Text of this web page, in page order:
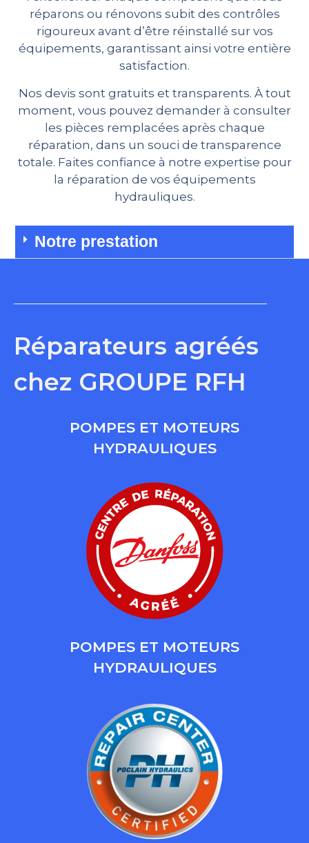
réparons ou rénovons subit des contrôles
rigoureux avant d’être réinstallé sur vos
équipements, garantissant ainsi votre entière
satisfaction.
Nos devis sont gratuits et transparents. À tout
moment, vous pouvez demander à consulter
les pièces remplacées après chaque
réparation, dans un souci de transparence
totale. Faites confiance à notre expertise pour
la réparation de vos équipements
hydrauliques.
Notre prestation
Réparateurs agréés
chez GROUPE RFH
POMPES ET MOTEURS
HYDRAULIQUES
POMPES ET MOTEURS
HYDRAULIQUES